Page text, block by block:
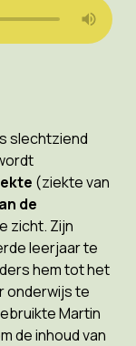
slechtziend
(ziekte van
de
zicht. Zijn
leerjaar te
hem tot het
onderwijs te
Martin
de inhoud van